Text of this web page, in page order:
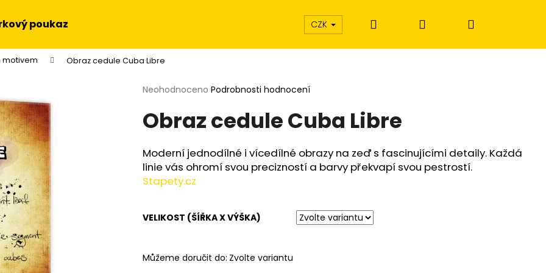
poukaz CZK Hledat PřihlášeníNákupní
motivem Obraz cedule Cuba Libre
Průměrné
produktu
je
z
5
hvězdiček.
Neohodnoceno Podrobnosti hodnocení
Obraz cedule Cuba Libre
Moderní jednodílné i vícedílné obrazy na zeď s fascinujícími detaily. Každá
linie vás ohromí svou precizností a barvy překvapí svou pestrostí.
Stapety.cz
VELIKOST (ŠÍŘKA X VÝŠKA)
Můžeme doručit do: Zvolte variantu
Co potřebujete najít?
HLEDAT
Doporučujeme
NA STĚNU - SLUNEČNICE
OBRAZ - HUDEBNÍ EXTÁZE